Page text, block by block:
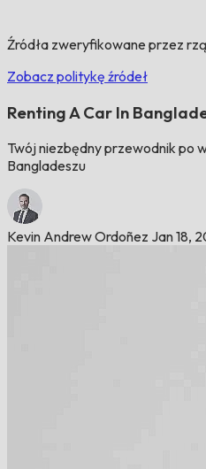
Źródła zweryfikowane przez
Zobacz politykę źródeł
Renting A Car In
Twój niezbędny przewodnik po
Bangladeszu
Kevin Andrew Ordoñez Jan 18,